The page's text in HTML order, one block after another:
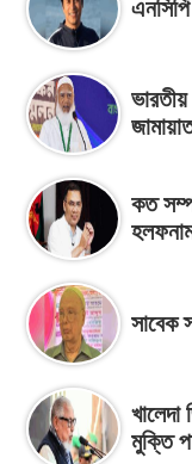
কত
সাবেক
মুক্তি